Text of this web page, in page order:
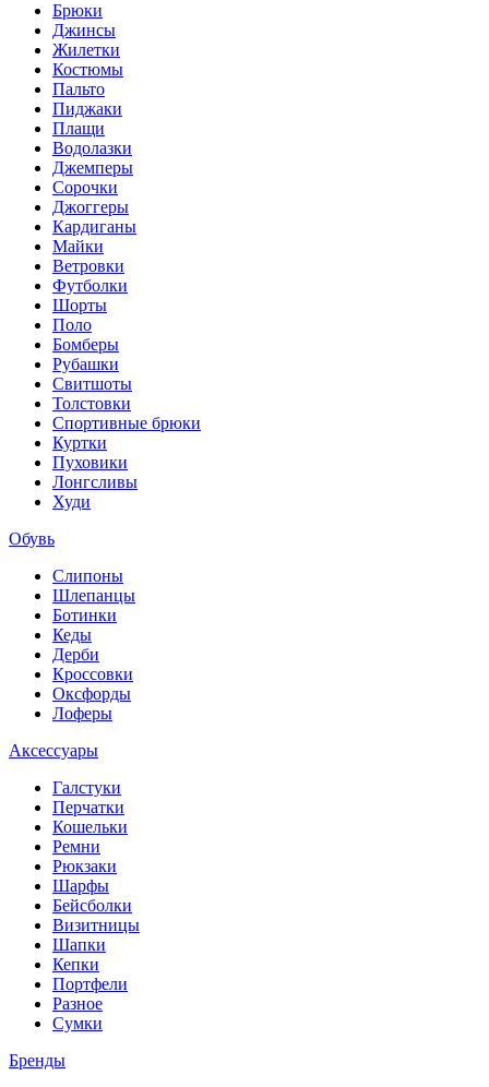
Брюки
Джинсы
Жилетки
Костюмы
Пальто
Пиджаки
Плащи
Водолазки
Джемперы
Сорочки
Джоггеры
Кардиганы
Майки
Ветровки
Футболки
Шорты
Поло
Бомберы
Рубашки
Свитшоты
Толстовки
Спортивные брюки
Куртки
Пуховики
Лонгсливы
Худи
Обувь
Слипоны
Шлепанцы
Ботинки
Кеды
Дерби
Кроссовки
Оксфорды
Лоферы
Аксессуары
Галстуки
Перчатки
Кошельки
Ремни
Рюкзаки
Шарфы
Бейсболки
Визитницы
Шапки
Кепки
Портфели
Разное
Сумки
Бренды